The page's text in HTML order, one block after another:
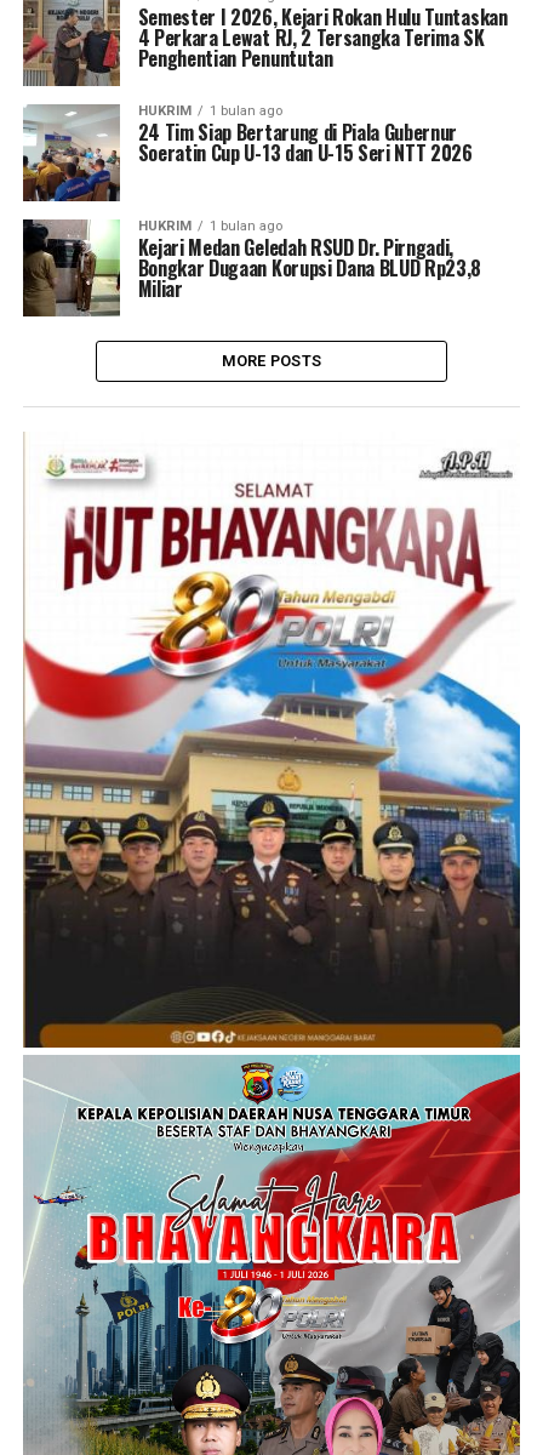
Semester I 2026, Kejari Rokan Hulu Tuntaskan
4 Perkara Lewat RJ, 2 Tersangka Terima SK
Penghentian Penuntutan
HUKRIM 1 bulan ago
24 Tim Siap Bertarung di Piala Gubernur
Soeratin Cup U-13 dan U-15 Seri NTT 2026
HUKRIM 1 bulan ago
Kejari Medan Geledah RSUD Dr. Pirngadi,
Bongkar Dugaan Korupsi Dana BLUD Rp23,8
Miliar
MORE POSTS